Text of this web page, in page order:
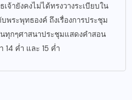
จ้ายังคงไม่ได้ทรงวางระเบียบใน
พระพุทธองค์ ถึงเรื่องการประชุม
ทุกๆศาสนาประชุมแสดงคำสอน
14 ค่ำ และ 15 ค่ำ